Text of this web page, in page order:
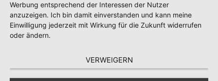
Werbung entsprechend der Interessen der Nutzer
anzuzeigen. Ich bin damit einverstanden und kann meine
Einwilligung jederzeit mit Wirkung für die Zukunft widerrufen
oder ändern.
VERWEIGERN